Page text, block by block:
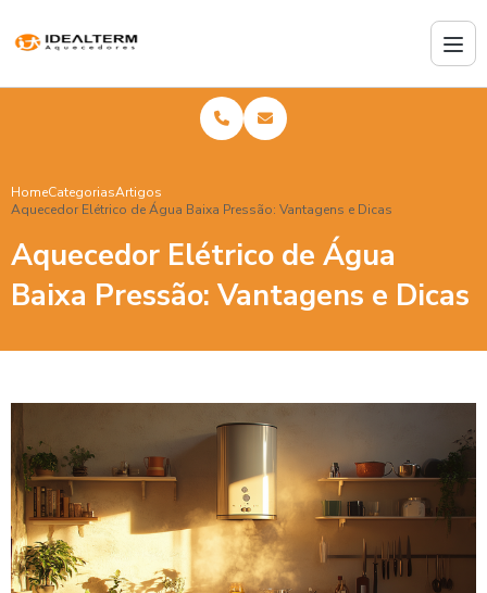
HomeCategoriasArtigos
Aquecedor Elétrico de Água Baixa Pressão: Vantagens e Dicas
Aquecedor Elétrico de Água
Baixa Pressão: Vantagens e Dicas